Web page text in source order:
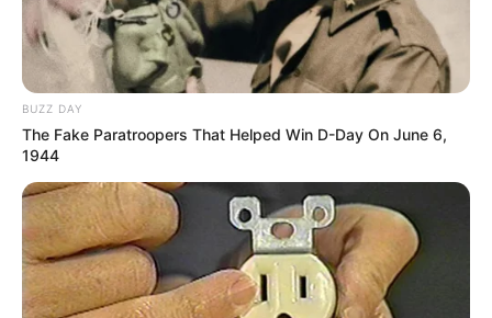
BUZZ DAY
The Fake Paratroopers That Helped Win D-Day On June 6,
1944